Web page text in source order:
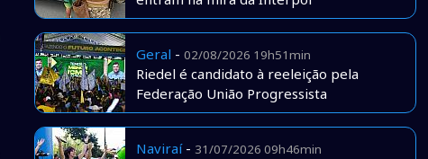
Geral - 02/08/2026 19h51min
Riedel é candidato à reeleição pela
Federação União Progressista
Naviraí- 31/07/2026 09h46min